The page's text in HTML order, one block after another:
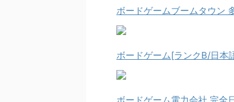
ボードゲームブームタウン
ボードゲーム[ランクB/日本